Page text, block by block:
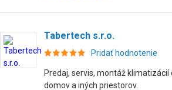
Tabertech s.r.o.
Pridať hodnotenie
Predaj, servis, montáž klimatizácií
domov a iných priestorov.